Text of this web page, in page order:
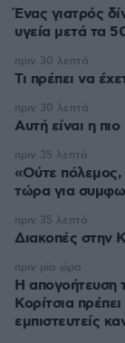
Ένας γιατρός
υγεία μετά τα
Τι πρέπει να
πριν 30 λεπτά
Αυτή είναι η
πριν 30 λεπτά
«Ούτε πόλεμος,
τώρα για
πριν 35 λεπτά
Διακοπές στην
πριν 35 λεπτά
Η απογοήτευση
Κορίτσια
εμπιστευτείς
πριν μία ώρα